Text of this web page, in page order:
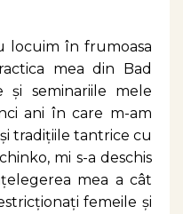
locuim în frumoasa
mea din Bad
și seminariile mele
ani în care m-am
tradițiile tantrice cu
mi s-a deschis
mea a cât
femeile și